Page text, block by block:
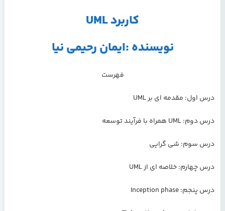
کاربرد UML
نویسنده :ایمان رحیمی نیا
فهرست
درس اول: مقدمه ای بر UML
درس دوم: UML همراه با فرآیند توسعه
درس سوم: شی گرایی
درس چهارم: خلاصه ای از UML
درس پنجم: Inception phase